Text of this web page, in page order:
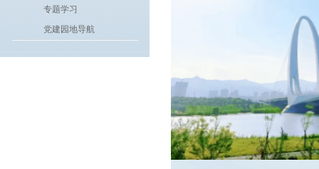
专题学习
党建园地导航